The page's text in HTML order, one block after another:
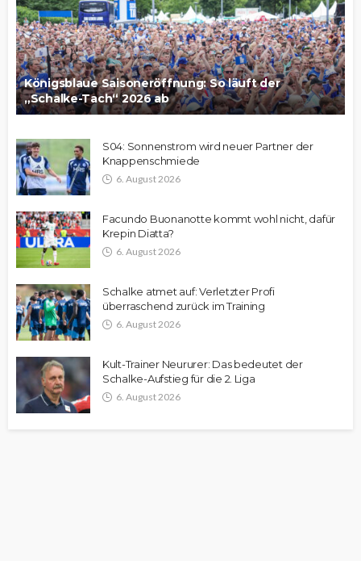
Königsblaue Saisoneröffnung: So läuft der
„Schalke-Tach“ 2026 ab
S04: Sonnenstrom wird neuer Partner der
Knappenschmiede
6. August 2026
Facundo Buonanotte kommt wohl nicht, dafür
Krepin Diatta?
6. August 2026
Schalke atmet auf: Verletzter Profi
überraschend zurück im Training
6. August 2026
Kult-Trainer Neururer: Das bedeutet der
Schalke-Aufstieg für die 2. Liga
6. August 2026